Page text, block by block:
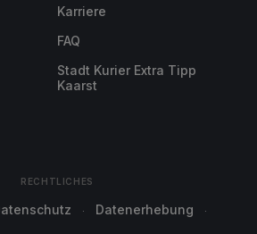
Karriere
FAQ
Stadt Kurier Extra Tipp
Kaarst
RECHTLICHES
Datenerhebung